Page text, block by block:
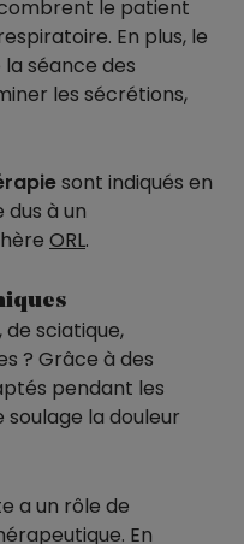
le patient
En plus, le
la séance des
les sécrétions,
sont indiqués en
dus à un
ORL.
de sciatique,
? Grâce à des
pendant les
la douleur
a un rôle de
En